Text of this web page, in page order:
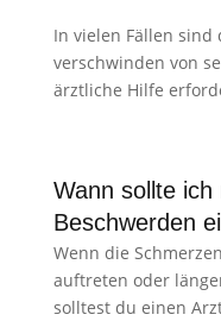
In vielen Fällen sind
verschwinden von
ärztliche Hilfe
Wann sollte
Beschwerden
Wenn die
auftreten oder
solltest du einen